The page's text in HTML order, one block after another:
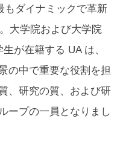
もダイナミックで革新
大学院および大学院
が在籍する UA は、
の中で重要な役割を担
、研究の質、および研
ープの一員となりまし